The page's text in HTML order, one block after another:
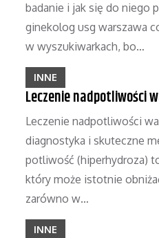
badanie i jak się do niego
ginekolog usg warszawa
w wyszukiwarkach, bo…
INNE
Leczenie nadpotliwości
Leczenie nadpotliwości
diagnostyka i skuteczne
potliwość (hiperhydroza)
który może istotnie
zarówno w…
INNE